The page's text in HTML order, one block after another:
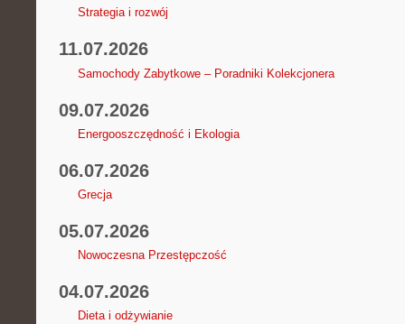
Strategia i rozwój
11.07.2026
Samochody Zabytkowe – Poradniki Kolekcjonera
09.07.2026
Energooszczędność i Ekologia
06.07.2026
Grecja
05.07.2026
Nowoczesna Przestępczość
04.07.2026
Dieta i odżywianie